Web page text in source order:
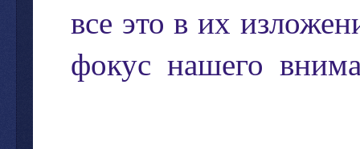
все это в их
фокус нашего